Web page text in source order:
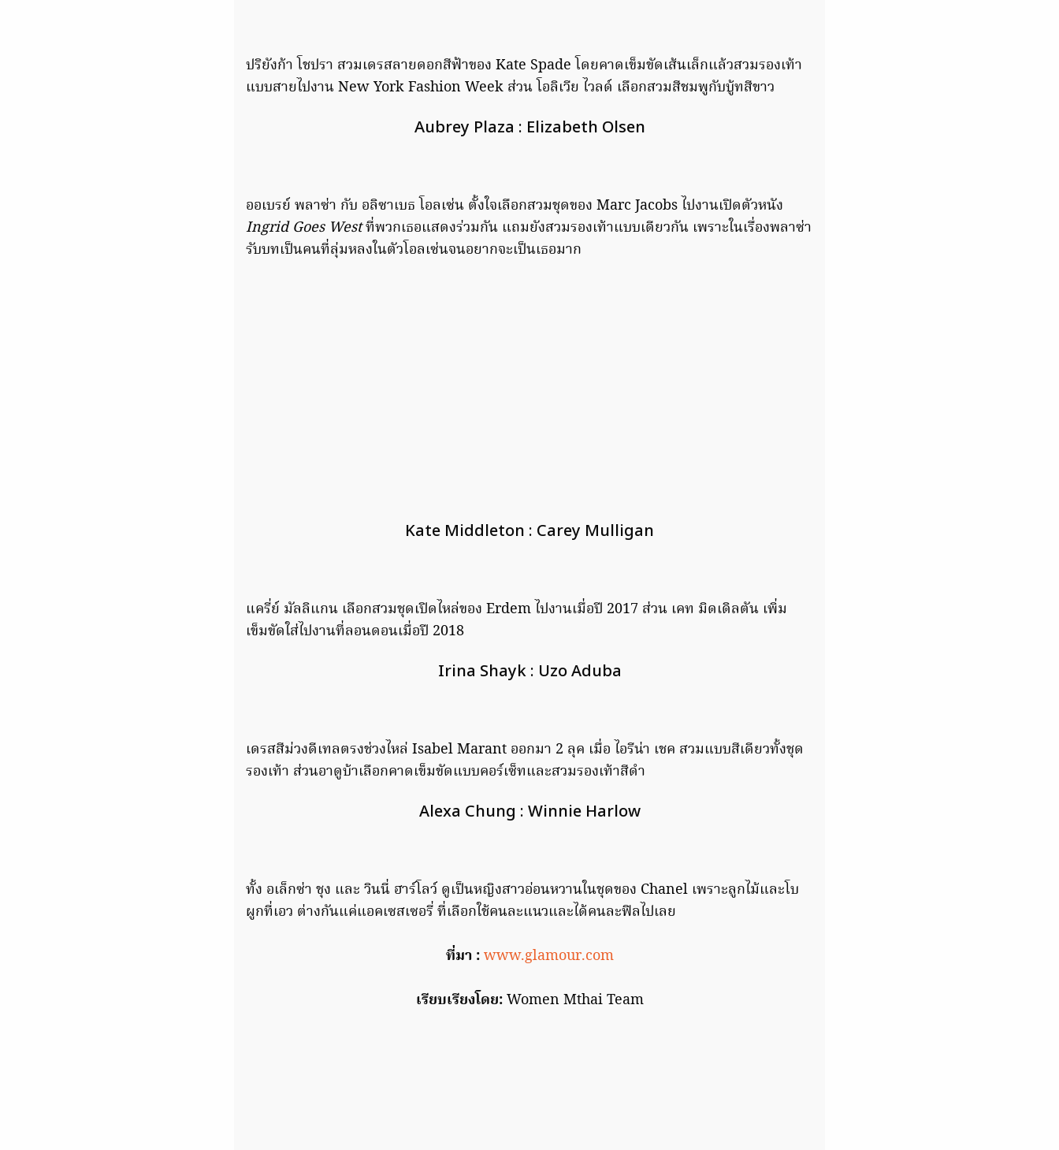
ปริยังก้า โชปรา สวมเดรสลายดอกสีฟ้าของ Kate Spade โดยคาดเข็มขัดเส้นเล็กแล้วสวมรองเท้า
แบบสายไปงาน New York Fashion Week ส่วน โอลิเวีย ไวลด์ เลือกสวมสีชมพูกับบู้ทสีขาว
Aubrey Plaza : Elizabeth Olsen
ออเบรย์ พลาซ่า กับ อลิซาเบธ โอลเซ่น ตั้งใจเลือกสวมชุดของ Marc Jacobs ไปงานเปิดตัวหนัง
Ingrid Goes Westที่พวกเธอแสดงร่วมกัน แถมยังสวมรองเท้าแบบเดียวกัน เพราะในเรื่องพลาซ่า
รับบทเป็นคนที่ลุ่มหลงในตัวโอลเซ่นจนอยากจะเป็นเธอมาก
Kate Middleton : Carey Mulligan
แครี่ย์ มัลลิแกน เลือกสวมชุดเปิดไหล่ของ Erdem ไปงานเมื่อปี 2017 ส่วน เคท มิดเดิลตัน เพิ่ม
เข็มขัดใส่ไปงานที่ลอนดอนเมื่อปี 2018
Irina Shayk : Uzo Aduba
เดรสสีม่วงดีเทลตรงช่วงไหล่ Isabel Marant ออกมา 2 ลุค เมื่อ ไอรีน่า เชค สวมแบบสีเดียวทั้งชุด
รองเท้า ส่วนอาดูบ้าเลือกคาดเข็มขัดแบบคอร์เซ็ทและสวมรองเท้าสีดำ
Alexa Chung : Winnie Harlow
ทั้ง อเล็กซ่า ชุง และ วินนี่ ฮาร์โลว์ ดูเป็นหญิงสาวอ่อนหวานในชุดของ Chanel เพราะลูกไม้และโบ
ผูกที่เอว ต่างกันแค่แอคเซสเซอรี่ ที่เลือกใช้คนละแนวและได้คนละฟิลไปเลย
ที่มา :www.glamour.com
เรียบเรียงโดย:Women Mthai Team